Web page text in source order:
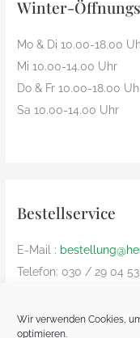
Wir verwenden Cookies,
optimieren.
Winter-
Mo & Di 10.00-18.00
Mi 10.00-14.00 Uhr
Do & Fr 10.00-18.00
Sa 10.00-14.00 Uhr
Bestellservice
E-Mail :
Telefon: 030 / 29 04
nur innerhalb